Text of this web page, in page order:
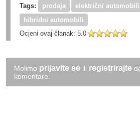
Tags:
prodaja
električni automobili
hibridni automobili
Ocjeni ovaj članak: 5.0
Molimo prijavite se ili registrirajte
komentare.